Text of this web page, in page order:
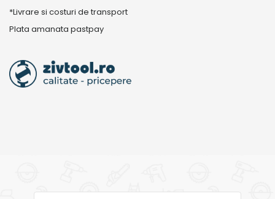
*Livrare si costuri de transport
Plata amanata pastpay